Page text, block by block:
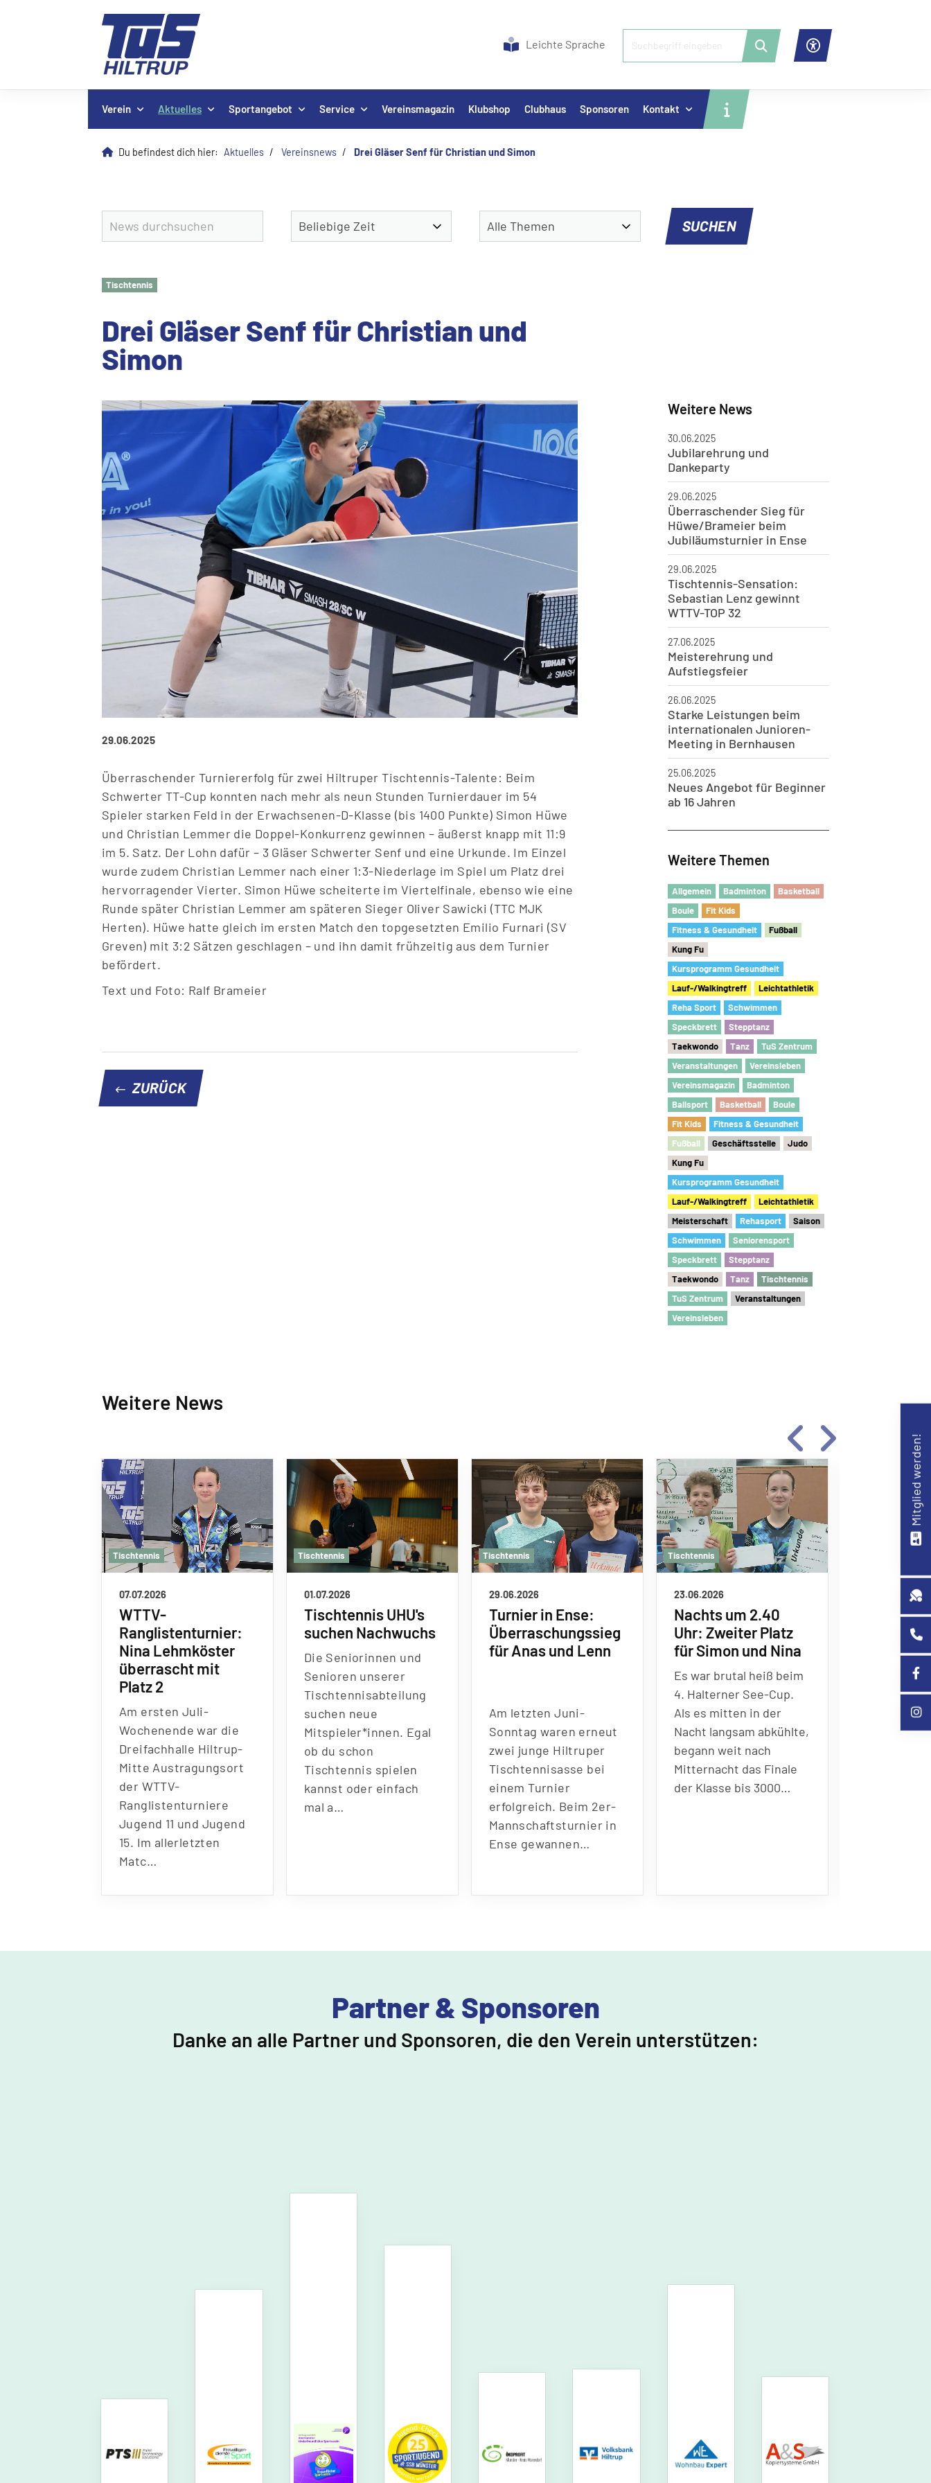
Leichte Sprache
Verein Aktuelles Sportangebot Service Vereinsmagazin Klubshop Clubhaus Sponsoren Kontakt
Du befindest dich hier: Aktuelles Vereinsnews Drei Gläser Senf für Christian und Simon
Tischtennis
Drei Gläser Senf für Christian und
Simon
29.06.2025
Überraschender Turniererfolg für zwei Hiltruper Tischtennis-Talente: Beim
Schwerter TT-Cup konnten nach mehr als neun Stunden Turnierdauer im 54
Spieler starken Feld in der Erwachsenen-D-Klasse (bis 1400 Punkte) Simon Hüwe
und Christian Lemmer die Doppel-Konkurrenz gewinnen – äußerst knapp mit 11:9
im 5. Satz. Der Lohn dafür – 3 Gläser Schwerter Senf und eine Urkunde. Im Einzel
wurde zudem Christian Lemmer nach einer 1:3-Niederlage im Spiel um Platz drei
hervorragender Vierter. Simon Hüwe scheiterte im Viertelfinale, ebenso wie eine
Runde später Christian Lemmer am späteren Sieger Oliver Sawicki (TTC MJK
Herten). Hüwe hatte gleich im ersten Match den topgesetzten Emilio Furnari (SV
Greven) mit 3:2 Sätzen geschlagen – und ihn damit frühzeitig aus dem Turnier
befördert.
Text und Foto: Ralf Brameier
ZURÜCK
Weitere News
30.06.2025
Jubilarehrung und
Dankeparty
29.06.2025
Überraschender Sieg für
Hüwe/Brameier beim
Jubiläumsturnier in Ense
29.06.2025
Tischtennis-Sensation:
Sebastian Lenz gewinnt
WTTV-TOP 32
27.06.2025
Meisterehrung und
Aufstiegsfeier
26.06.2025
Starke Leistungen beim
internationalen Junioren-
Meeting in Bernhausen
25.06.2025
Neues Angebot für Beginner
ab 16 Jahren
Weitere Themen
Allgemein Badminton
Basketball
Boule
Fit Kids
Fitness & Gesundheit
Fußball
Kung Fu
Kursprogramm Gesundheit
Lauf-/Walkingtreff
Leichtathletik
Reha Sport
Schwimmen
Speckbrett
Stepptanz
Taekwondo
Tanz
TuS Zentrum
Veranstaltungen
Vereinsleben
Vereinsmagazin
Badminton
Ballsport
Basketball
Boule
Fit Kids
Fitness & Gesundheit
Fußball Geschäftsstelle
Judo
Kung Fu
Kursprogramm Gesundheit
Lauf-/Walkingtreff
Leichtathletik
Meisterschaft
Rehasport
Saison
Schwimmen
Seniorensport
Speckbrett
Stepptanz
Taekwondo
Tanz
Tischtennis
TuS Zentrum
Veranstaltungen
Vereinsleben
Weitere News
Tischtennis
07.07.2026
WTTV-
Ranglistenturnier:
Nina Lehmköster
überrascht mit Platz
2
Am ersten Juli-
Wochenende war die
Dreifachhalle Hiltrup-
Mitte Austragungsort
der WTTV-
Ranglistenturniere
Jugend 11 und Jugend
15. Im allerletzten
Matc…
Tischtennis
01.07.2026
Tischtennis UHU's
suchen Nachwuchs
Die Seniorinnen und
Senioren unserer
Tischtennisabteilung
suchen neue
Mitspieler*innen. Egal
ob du schon
Tischtennis spielen
kannst oder einfach
mal a…
Tischtennis
29.06.2026
Turnier in Ense:
Überraschungssieg
für Anas und Lenn
Am letzten Juni-
Sonntag waren erneut
zwei junge Hiltruper
Tischtennisasse bei
einem Turnier
erfolgreich. Beim 2er-
Mannschaftsturnier in
Ense gewannen…
Tischtennis
23.06.2026
Nachts um 2.40
Uhr: Zweiter Platz
für Simon und Nina
Es war brutal heiß beim
4. Halterner See-Cup.
Als es mitten in der
Nacht langsam abkühlte,
begann weit nach
Mitternacht das Finale
der Klasse bis 3000…
Deutscher
Am
Sebastian
en
Bei den
Partner & Sponsoren
Danke an alle Partner und Sponsoren, die den Verein unterstützen:
Mitglied werden!